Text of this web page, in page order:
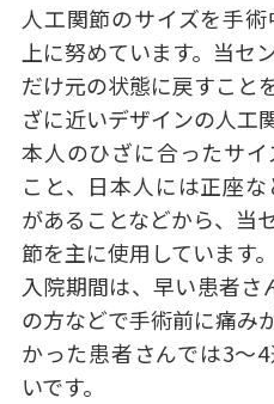
人工関節のサイズを手
上に努めています。当セ
だけ元の状態に戻すこと
ざに近いデザインの人工
本人のひざに合ったサ
こと、日本人には正座
があることなどから、当
節を主に使用しています。
入院期間は、早い患者
の方などで手術前に痛み
かった患者さんでは3～
いです。